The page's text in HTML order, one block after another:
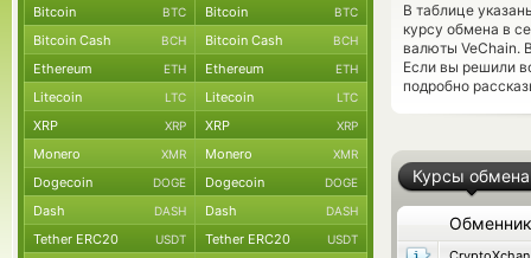
В таблице
курсу обмена в
валюты VeChain.
Если вы решили
подробно
Курсы обмена
Обменник
Bitcoin BTC Bitcoin BTC
Bitcoin Cash BCH Bitcoin Cash BCH
Ethereum ETH Ethereum ETH
Litecoin LTC Litecoin LTC
XRP XRP XRP XRP
Monero XMR Monero XMR
Dogecoin DOGE Dogecoin DOGE
Dash DASH Dash DASH
Tether ERC20 USDT Tether ERC20 USDT